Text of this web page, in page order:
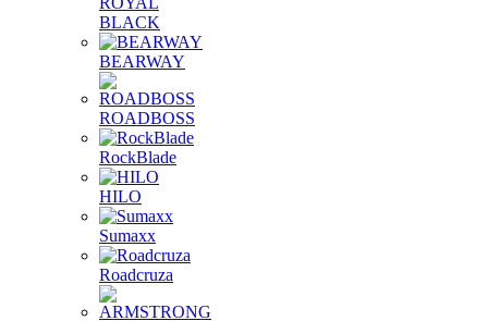
BLACK
BEARWAY
ROADBOSS
RockBlade
HILO
Sumaxx
Roadcruza